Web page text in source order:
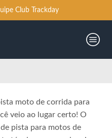
Club Trackday
moto de corrida para
veio ao lugar certo! O
pista para motos de